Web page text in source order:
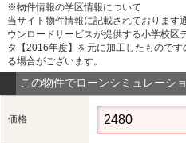
※物件情報の学区情報について
当サイト物件情報に記載されております
ウンロードサービスが提供する小学校区
タ【2016年度】を元に加工したもので
る場合がございます。
この物件でローンシミュレーシ
価格